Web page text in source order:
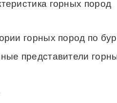
горных пород
горных пород по
представители